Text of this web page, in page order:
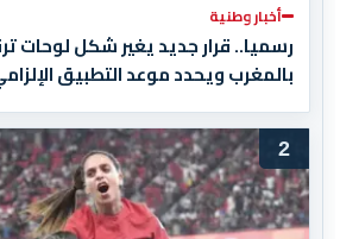
أخبار وطنية
رسميا.. قرار جديد يغير شكل لوحات
بالمغرب ويحدد موعد التطبيق
2